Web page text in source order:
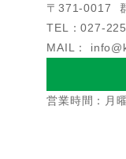
〒371-0017
TEL：027-
MAIL：
営業時間：月